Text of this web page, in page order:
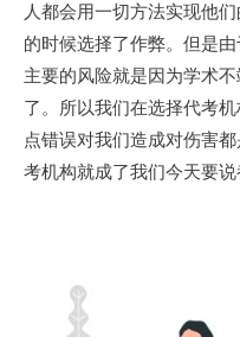
人都会用一切方法实现他
的时候选择了作弊。但是
主要的风险就是因为学术
了。所以我们在选择代考
点错误对我们造成对伤害
考机构就成了我们今天要说